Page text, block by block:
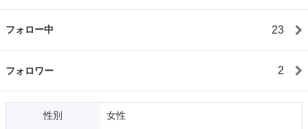
フォロー中 23
フォロワー 2
性別 女性